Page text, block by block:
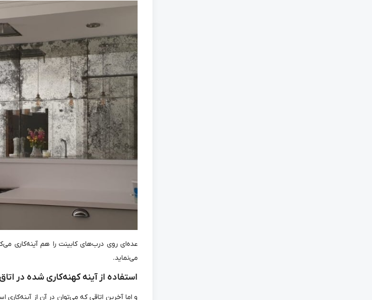
عده‌ای روی درب‌های کابینت را هم آینه‌کاری
می‌نماید.
استفاده از آینه کهنه‌کاری شده در
و اما آخرین اتاقی که می‌توان در آن از